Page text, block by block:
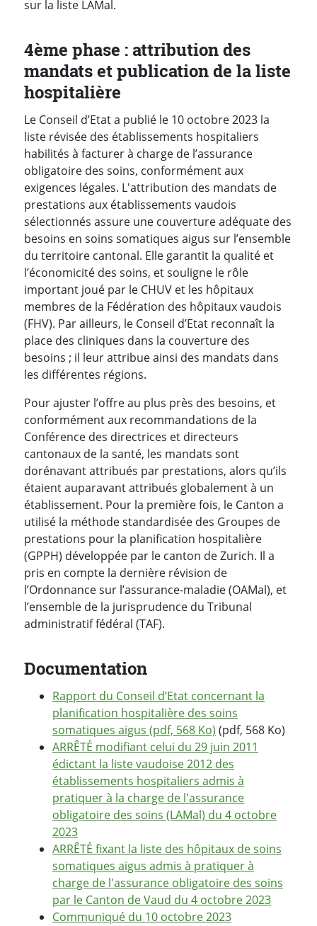
sur la liste LAMal.
4ème phase : attribution des
mandats et publication de la liste
hospitalière
Le Conseil d’Etat a publié le 10 octobre 2023 la
liste révisée des établissements hospitaliers
habilités à facturer à charge de l’assurance
obligatoire des soins, conformément aux
exigences légales. L'attribution des mandats de
prestations aux établissements vaudois
sélectionnés assure une couverture adéquate des
besoins en soins somatiques aigus sur l’ensemble
du territoire cantonal. Elle garantit la qualité et
l’économicité des soins, et souligne le rôle
important joué par le CHUV et les hôpitaux
membres de la Fédération des hôpitaux vaudois
(FHV). Par ailleurs, le Conseil d’Etat reconnaît la
place des cliniques dans la couverture des
besoins ; il leur attribue ainsi des mandats dans
les différentes régions.
Pour ajuster l’offre au plus près des besoins, et
conformément aux recommandations de la
Conférence des directrices et directeurs
cantonaux de la santé, les mandats sont
dorénavant attribués par prestations, alors qu’ils
étaient auparavant attribués globalement à un
établissement. Pour la première fois, le Canton a
utilisé la méthode standardisée des Groupes de
prestations pour la planification hospitalière
(GPPH) développée par le canton de Zurich. Il a
pris en compte la dernière révision de
l’Ordonnance sur l’assurance-maladie (OAMal), et
l’ensemble de la jurisprudence du Tribunal
administratif fédéral (TAF).
Documentation
Rapport du Conseil d’Etat concernant la
planification hospitalière des soins
somatiques aigus (pdf, 568 Ko) (pdf, 568 Ko)
ARRÊTÉ modifiant celui du 29 juin 2011
édictant la liste vaudoise 2012 des
établissements hospitaliers admis à
pratiquer à la charge de l'assurance
obligatoire des soins (LAMal) du 4 octobre
2023
ARRÊTÉ fixant la liste des hôpitaux de soins
somatiques aigus admis à pratiquer à
charge de l'assurance obligatoire des soins
par le Canton de Vaud du 4 octobre 2023
Communiqué du 10 octobre 2023